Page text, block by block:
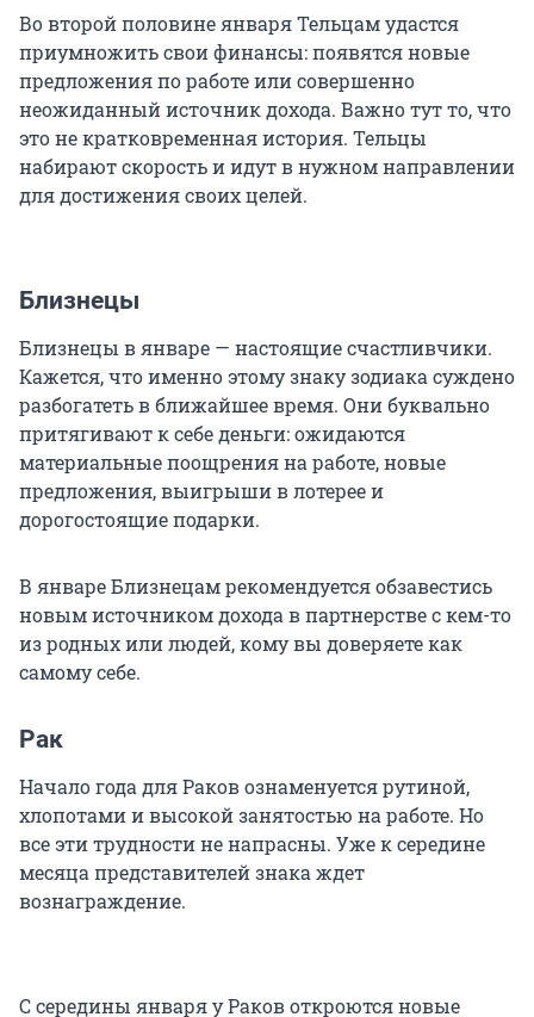
Во второй половине января Тельцам удастся
приумножить свои финансы: появятся новые
предложения по работе или совершенно
неожиданный источник дохода. Важно тут то, что
это не кратковременная история. Тельцы
набирают скорость и идут в нужном направлении
для достижения своих целей.
Близнецы
Близнецы в январе — настоящие счастливчики.
Кажется, что именно этому знаку зодиака суждено
разбогатеть в ближайшее время. Они буквально
притягивают к себе деньги: ожидаются
материальные поощрения на работе, новые
предложения, выигрыши в лотерее и
дорогостоящие подарки.
В январе Близнецам рекомендуется обзавестись
новым источником дохода в партнерстве с кем-то
из родных или людей, кому вы доверяете как
самому себе.
Рак
Начало года для Раков ознаменуется рутиной,
хлопотами и высокой занятостью на работе. Но
все эти трудности не напрасны. Уже к середине
месяца представителей знака ждет
вознаграждение.
С середины января у Раков откроются новые